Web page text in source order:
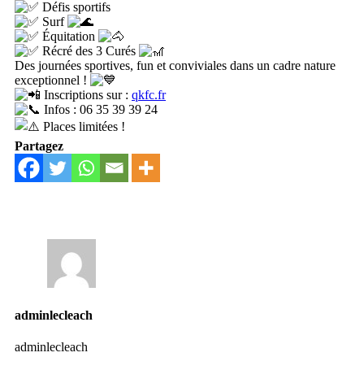
Défis sportifs
Surf
Équitation
Récré des 3 Curés
Des journées sportives, fun et conviviales dans un cadre nature
exceptionnel !
Inscriptions sur : qkfc.fr
Infos : 06 35 39 39 24
Places limitées !
Partagez
adminlecleach
adminlecleach